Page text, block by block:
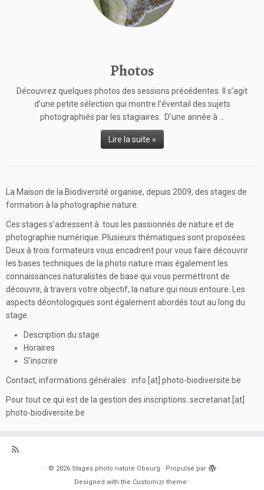
Photos
Découvrez quelques photos des sessions précédentes. Il s’agit
d’une petite sélection qui montre l’éventail des sujets
photographiés par les stagiaires. D’une année à ...
Lire la suite »
La Maison de la Biodiversité organise, depuis 2009, des stages de
formation à la photographie nature.
Ces stages s’adressent à tous les passionnés de nature et de
photographie numérique. Plusieurs thématiques sont proposées.
Deux à trois formateurs vous encadrent pour vous faire découvrir
les bases techniques de la photo nature mais également les
connaissances naturalistes de base qui vous permettront de
découvrir, à travers votre objectif, la nature qui nous entoure. Les
aspects déontologiques sont également abordés tout au long du
stage.
Description du stage
Horaires
S’inscrire
Contact, informations générales : info [at] photo-biodiversite.be
Pour tout ce qui est de la gestion des inscriptions: secretariat [at]
photo-biodiversite.be
· © 2026 Stages photo nature Obourg · Propulsé par
·
Designed with the Customizr theme ·